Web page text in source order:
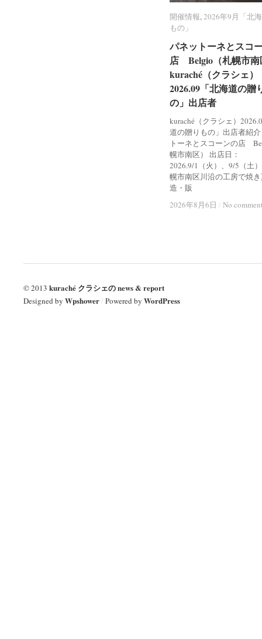
開催情報,2026年9月「北
もの」
パネットーネとスコ
店 Belgio（札幌市南
kuraché（クラシェ）
2026.09「北海道の贈
の」出店者
kuraché（クラシェ）
道の贈りもの」出店者紹
トーネとスコーンの店
幌市南区） 出店日：
2026.9/1（火）、9/5（土
幌市南区川沿の工房で焼
造・販
2026年8月6日 / No
開催情報 2026年9月「北
もの」
パネットーネとスコ
店 Belgio（札幌市南
kuraché（クラシェ）
2026.09「北海道の贈
の」出店者
2026年8月6日 / No
© 2013 kuraché クラシェの news & report
Designed by Wpshower/ Powered by WordPress